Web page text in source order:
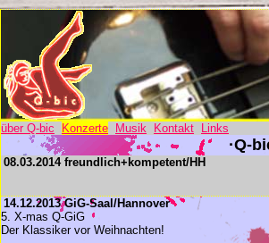
über Q-bic Konzerte Musik Kontakt Links
·Q-
08.03.2014 freundlich+kompetent/HH
14.12.2013 GiG-Saal/Hannover
5. X-mas Q-GiG
Der Klassiker vor Weihnachten!